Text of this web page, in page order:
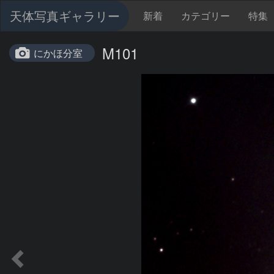
天体写真ギャラリー 新着 カテゴリー 特集
にかほ分室 M101